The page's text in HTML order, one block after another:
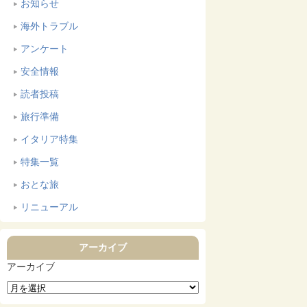
お知らせ
海外トラブル
アンケート
安全情報
読者投稿
旅行準備
イタリア特集
特集一覧
おとな旅
リニューアル
アーカイブ
アーカイブ